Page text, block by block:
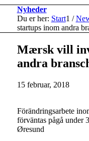
Nyheder
Du er her: Start1 /
startups inom andra
Mærsk vill
andra
15 februar, 2018
Förändringsarbete
förväntas pågå under
Øresund